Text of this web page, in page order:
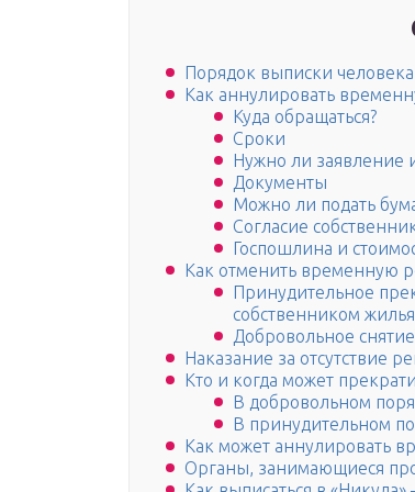
Порядок выписки человека
Как аннулировать
Куда обращаться?
Сроки
Нужно ли заявление
Документы
Можно ли подать
Согласие
Госпошлина и
Как отменить временную
Принудительное
собственником жилья
Добровольное
Наказание за отсутствие
Кто и когда может
В добровольном
В принудительном
Как может аннулировать
Органы, занимающиеся